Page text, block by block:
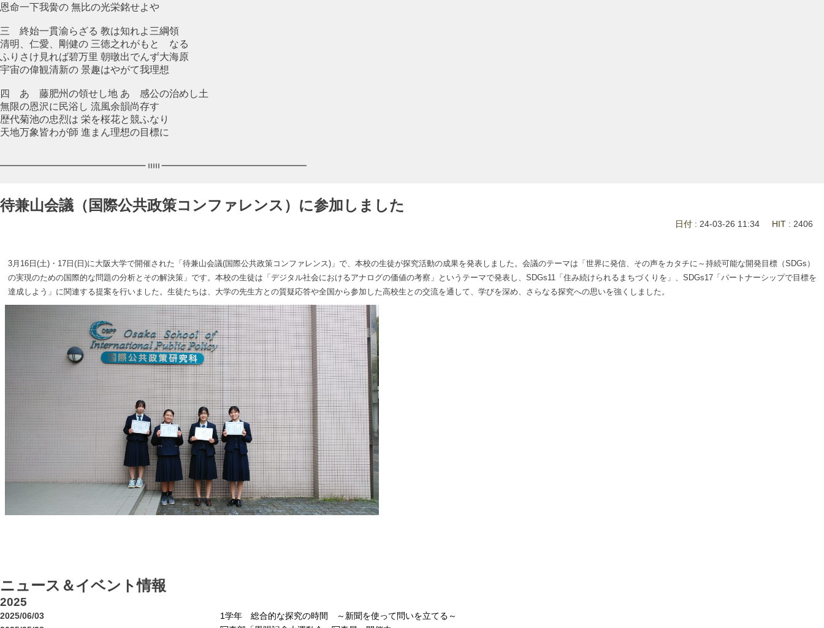
恩命一下我黌の 無比の光栄銘せよや
三 終始一貫渝らざる 教は知れよ三綱領
清明、仁愛、剛健の 三徳之れがもとゝなる
ふりさけ見れば碧万里 朝暾出でんず大海原
宇宙の偉観清新の 景趣はやがて我理想
四 あゝ藤肥州の領せし地 あゝ感公の治めし土
無限の恩沢に民浴し 流風余韻尚存す
歴代菊池の忠烈は 栄を桜花と競ふなり
天地万象皆わが師 進まん理想の目標に
待兼山会議（国際公共政策コンファレンス）に参加しました
日付 : 24-03-26 11:34 HIT : 2406
3月16日(土)・17日(日)に大阪大学で開催された「待兼山会議(国際公共政策コンファレンス)」で、本校の生徒が探究活動の成果を発表しました。会議のテーマは「世界に発信、その声をカタチに～持続可能な開発目標（SDGs）
の実現のための国際的な問題の分析とその解決策」です。本校の生徒は「デジタル社会におけるアナログの価値の考察」というテーマで発表し、SDGs11「住み続けられるまちづくりを」、SDGs17「パートナーシップで目標を
達成しよう」に関連する提案を行いました。生徒たちは、大学の先生方との質疑応答や全国から参加した高校生との交流を通して、学びを深め、さらなる探究への思いを強くしました。
ニュース＆イベント情報
2025
2025/06/03
1学年 総合的な探究の時間 ～新聞を使って問いを立てる～